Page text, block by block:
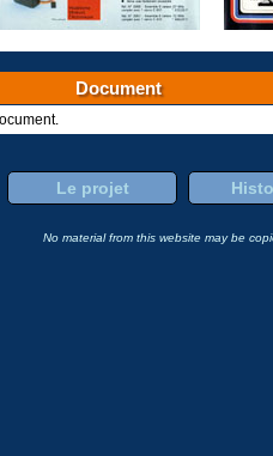
Document
Le projet
No material from this website may be